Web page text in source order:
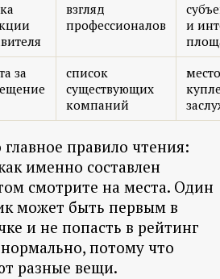
взгляд
профессионалов
и
за
список
существующих
компаний
правило чтения:
именно составлен
смотрите на места. Один
может быть первым в
и не попасть в рейтинг
потому что
разные вещи.